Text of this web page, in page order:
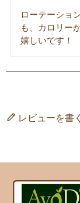
ローテーショ
も、カロリー
嬉しいです！
レビューを書く